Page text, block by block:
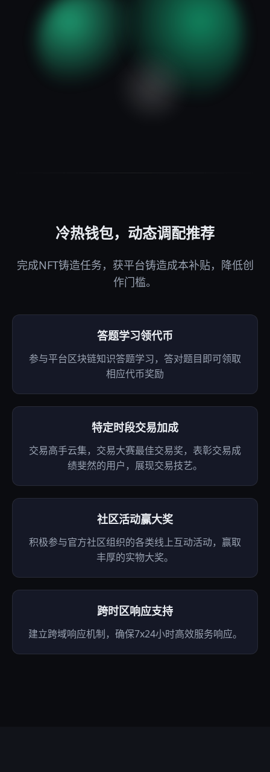
冷热钱包，动态调配推荐
完成NFT铸造任务，获平台铸造成本补贴，降低创
作门槛。
答题学习领代币
参与平台区块链知识答题学习，答对题目即可领取
相应代币奖励
特定时段交易加成
交易高手云集，交易大赛最佳交易奖，表彰交易成
绩斐然的用户，展现交易技艺。
社区活动赢大奖
积极参与官方社区组织的各类线上互动活动，赢取
丰厚的实物大奖。
跨时区响应支持
建立跨域响应机制，确保7x24小时高效服务响应。